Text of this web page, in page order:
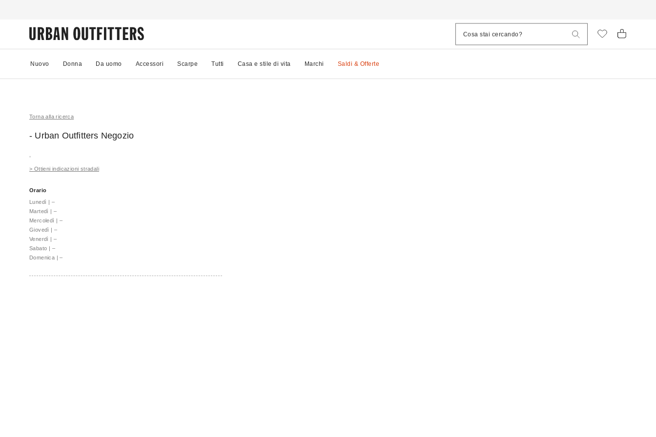
Nuovo Donna Da uomo Accessori Scarpe Tutti Casa e stile di vita Marchi Saldi & Offerte
Torna alla ricerca
- Urban Outfitters Negozio
> Ottieni indicazioni stradali
Orario
Lunedì | –
Martedì | –
Mercoledì | –
Giovedì | –
Venerdì | –
Sabato | –
Domenica | –